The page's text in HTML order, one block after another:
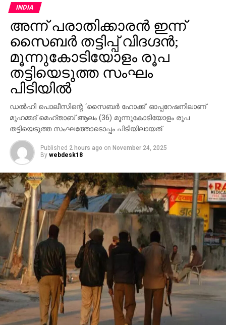
INDIA
അന്ന് പരാതിക്കാരന്‍ ഇന്ന്
സൈബര്‍ തട്ടിപ്പ് വിദഗ്ദന്‍;
മൂന്നുകോടിയോളം രൂപ
തട്ടിയെടുത്ത സംഘം
പിടിയില്‍
ഡല്‍ഹി പൊലീസിന്റെ ‘സൈബര്‍ ഹോക്ക്’ ഓപ്പറേഷനിലാണ്
മുഹമ്മദ് മെഹ്താബ് ആലം (36) മൂന്നുകോടിയോളം രൂപ
തട്ടിയെടുത്ത സംഘത്തോടൊപ്പം പിടിയിലായത്.
Published 2 hours ago on November 24, 2025
By webdesk18